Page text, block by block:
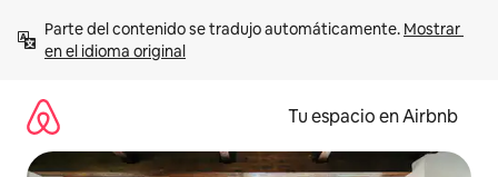
contenido
Parte del contenido se tradujo automáticamente. Mostrar
en el idioma original
Tu espacio en Airbnb